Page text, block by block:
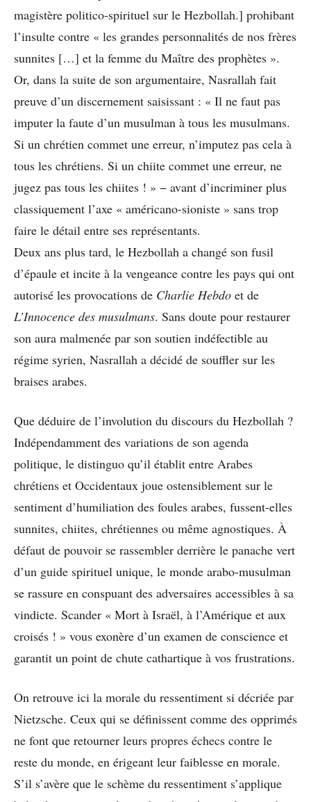
magistère politico-spirituel sur le Hezbollah.] prohibant
l’insulte contre « les grandes personnalités de nos frères
sunnites […] et la femme du Maître des prophètes ».
Or, dans la suite de son argumentaire, Nasrallah fait
preuve d’un discernement saisissant : « Il ne faut pas
imputer la faute d’un musulman à tous les musulmans.
Si un chrétien commet une erreur, n’imputez pas cela à
tous les chrétiens. Si un chiite commet une erreur, ne
jugez pas tous les chiites ! » − avant d’incriminer plus
classiquement l’axe « américano-sioniste » sans trop
faire le détail entre ses représentants.
Deux ans plus tard, le Hezbollah a changé son fusil
d’épaule et incite à la vengeance contre les pays qui ont
autorisé les provocations de Charlie Hebdo et de
L’Innocence des musulmans. Sans doute pour restaurer
son aura malmenée par son soutien indéfectible au
régime syrien, Nasrallah a décidé de souffler sur les
braises arabes.
Que déduire de l’involution du discours du Hezbollah ?
Indépendamment des variations de son agenda
politique, le distinguo qu’il établit entre Arabes
chrétiens et Occidentaux joue ostensiblement sur le
sentiment d’humiliation des foules arabes, fussent-elles
sunnites, chiites, chrétiennes ou même agnostiques. À
défaut de pouvoir se rassembler derrière le panache vert
d’un guide spirituel unique, le monde arabo-musulman
se rassure en conspuant des adversaires accessibles à sa
vindicte. Scander « Mort à Israël, à l’Amérique et aux
croisés ! » vous exonère d’un examen de conscience et
garantit un point de chute cathartique à vos frustrations.
On retrouve ici la morale du ressentiment si décriée par
Nietzsche. Ceux qui se définissent comme des opprimés
ne font que retourner leurs propres échecs contre le
reste du monde, en érigeant leur faiblesse en morale.
S’il s’avère que le schème du ressentiment s’applique